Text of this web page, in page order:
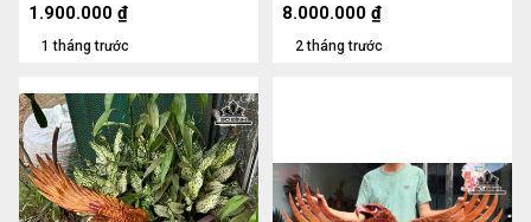
1 tháng trước
1.900.000 ₫
2 tháng trước
8.000.000 ₫